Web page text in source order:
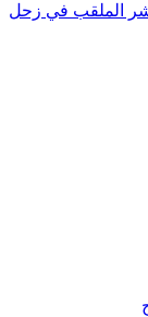
الملقب في زحل